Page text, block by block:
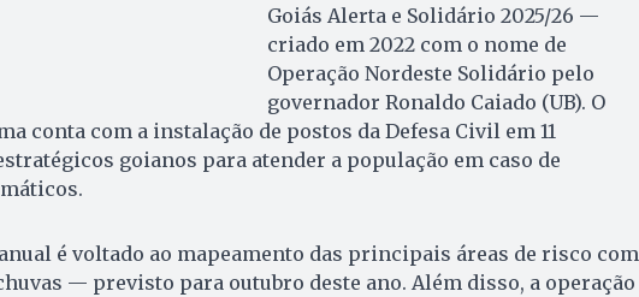
Goiás Alerta e Solidário 2025/26 —
criado em 2022 com o nome de
Operação Nordeste Solidário pelo
governador Ronaldo Caiado (UB). O
conta com a instalação de postos da Defesa Civil em 11
goianos para atender a população em caso de
é voltado ao mapeamento das principais áreas de risco com
— previsto para outubro deste ano. Além disso, a operação